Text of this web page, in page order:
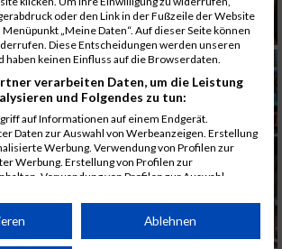
oder den Link in der Fußzeile der Website
„Meine Daten“. Auf dieser Seite können
Diese Entscheidungen werden unseren
keinen Einfluss auf die Browserdaten.
verarbeiten Daten, um die Leistung
und Folgendes zu tun:
auf Informationen auf einem Endgerät.
Daten zur Auswahl von Werbeanzeigen. Erstellung
Werbung. Verwendung von Profilen zur
Werbung. Erstellung von Profilen zur
Verwendung von Profilen zur Auswahl
Analyse von Zielgruppen durch Statistiken oder
aus verschiedenen Quellen. Entwicklung und
Ablehnen